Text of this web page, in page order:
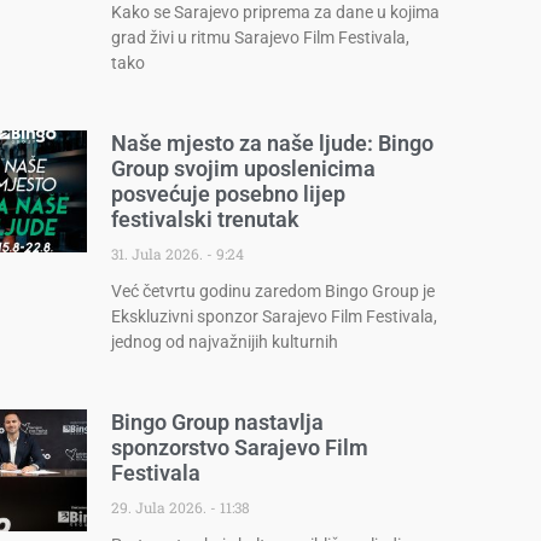
Kako se Sarajevo priprema za dane u kojima
grad živi u ritmu Sarajevo Film Festivala,
tako
Naše mjesto za naše ljude: Bingo
Group svojim uposlenicima
posvećuje posebno lijep
festivalski trenutak
31. Jula 2026.
9:24
Već četvrtu godinu zaredom Bingo Group je
Ekskluzivni sponzor Sarajevo Film Festivala,
jednog od najvažnijih kulturnih
Bingo Group nastavlja
sponzorstvo Sarajevo Film
Festivala
29. Jula 2026.
11:38